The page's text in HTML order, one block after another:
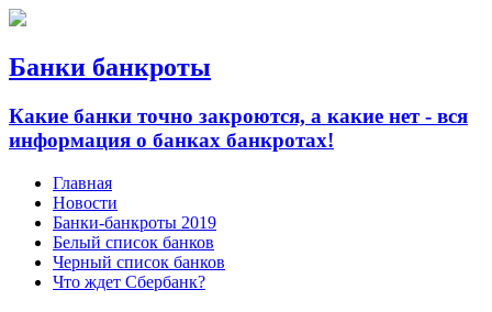
Банки банкроты
Какие банки точно закроются, а какие нет - вся
информация о банках банкротах!
Главная
Новости
Банки-банкроты 2019
Белый список банков
Черный список банков
Что ждет Сбербанк?